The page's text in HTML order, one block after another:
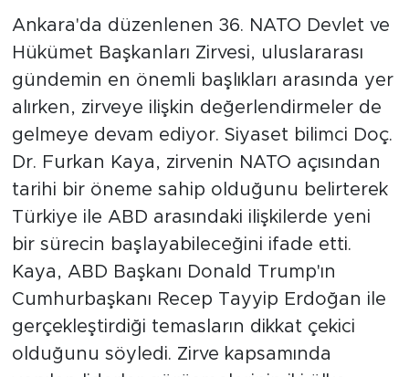
Ankara'da düzenlenen 36. NATO Devlet ve
Hükümet Başkanları Zirvesi, uluslararası
gündemin en önemli başlıkları arasında yer
alırken, zirveye ilişkin değerlendirmeler de
gelmeye devam ediyor. Siyaset bilimci Doç.
Dr. Furkan Kaya, zirvenin NATO açısından
tarihi bir öneme sahip olduğunu belirterek
Türkiye ile ABD arasındaki ilişkilerde yeni
bir sürecin başlayabileceğini ifade etti.
Kaya, ABD Başkanı Donald Trump'ın
Cumhurbaşkanı Recep Tayyip Erdoğan ile
gerçekleştirdiği temasların dikkat çekici
olduğunu söyledi. Zirve kapsamında